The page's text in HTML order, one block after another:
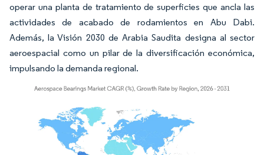
operar una planta de tratamiento de superficies que ancla las
actividades de acabado de rodamientos en Abu Dabi.
Además, la Visión 2030 de Arabia Saudita designa al sector
aeroespacial como un pilar de la diversificación económica,
impulsando la demanda regional.